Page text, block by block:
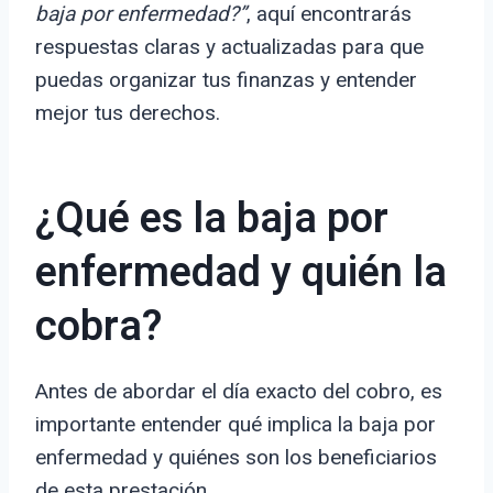
baja por enfermedad?”, aquí encontrarás
respuestas claras y actualizadas para que
puedas organizar tus finanzas y entender
mejor tus derechos.
¿Qué es la baja por
enfermedad y quién la
cobra?
Antes de abordar el día exacto del cobro, es
importante entender qué implica la baja por
enfermedad y quiénes son los beneficiarios